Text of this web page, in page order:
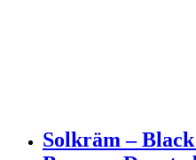
Solkräm –